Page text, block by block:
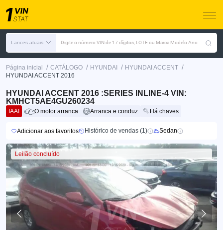
Lances atuais Digite o número VIN de 17 dígitos, LOTE ou Marca Modelo Ano
Página inicial / CATÁLOGO / HYUNDAI / HYUNDAI ACCENT /
HYUNDAI ACCENT 2016
HYUNDAI ACCENT 2016 :SERIES INLINE-4 VIN:
KMHCT5AE4GU260234
IAAI O motor arranca Arranca e conduz Há chaves
Adicionar aos favoritos Histórico de vendas (1) Sedan
Leilão concluído